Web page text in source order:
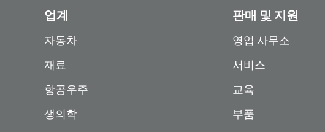
업계
자동차
재료
항공우주
생의학
판매 및 지원
영업 사무소
서비스
교육
부품